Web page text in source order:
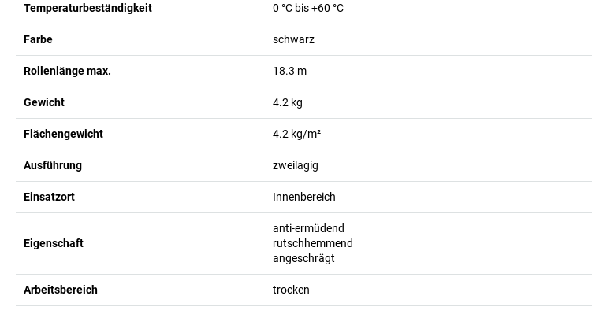
Temperaturbeständigkeit 0 °C bis +60 °C
Farbe schwarz
Rollenlänge max. 18.3 m
Gewicht 4.2 kg
Flächengewicht 4.2 kg/m²
Ausführung zweilagig
Einsatzort Innenbereich
Eigenschaft
anti-ermüdend
rutschhemmend
angeschrägt
Arbeitsbereich trocken